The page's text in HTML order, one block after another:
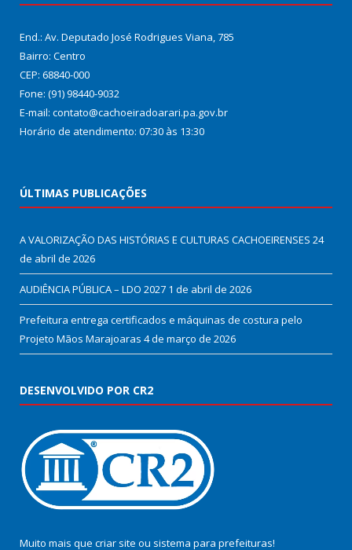
End.: Av. Deputado José Rodrigues Viana, 785
Bairro: Centro
CEP: 68840-000
Fone: (91) 98440-9032
E-mail: contato@cachoeiradoarari.pa.gov.br
Horário de atendimento: 07:30 às 13:30
ÚLTIMAS PUBLICAÇÕES
A VALORIZAÇÃO DAS HISTÓRIAS E CULTURAS CACHOEIRENSES 24
de abril de 2026
AUDIÊNCIA PÚBLICA – LDO 2027 1 de abril de 2026
Prefeitura entrega certificados e máquinas de costura pelo
Projeto Mãos Marajoaras 4 de março de 2026
DESENVOLVIDO POR CR2
Muito mais que criar site ou sistema para prefeituras!